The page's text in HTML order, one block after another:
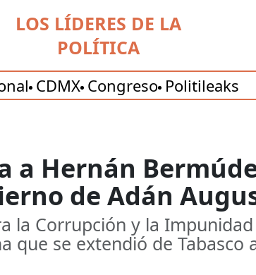
LOS LÍDERES DE LA
POLÍTICA
CDMX Congreso Politileaks
a Hernán
de Adán
la Corrupción y la
que se extendió de Tabasco